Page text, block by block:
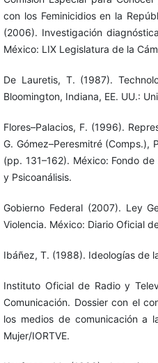
con los Feminicidios en la
(2006). Investigación
México: LIX Legislatura de la
De Lauretis, T. (1987).
Bloomington, Indiana, EE. UU.:
Flores–Palacios, F. (1996).
G. Gómez–Peresmitré
(pp. 131–162). México: Fondo
y Psicoanálisis.
Gobierno Federal (2007). Ley
Violencia. México: Diario Oficial
Ibáñez, T. (1988). Ideologías de
Instituto Oficial de Radio y
Comunicación. Dossier con el
los medios de comunicación a
Mujer/IORTVE.